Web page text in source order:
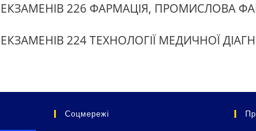
ЕКЗАМЕНIВ 226 ФАРМАЦIЯ, ПРОМИСЛОВА
224 ТЕХНОЛОГIЇ МЕДИЧНОЇ
Соцмережі